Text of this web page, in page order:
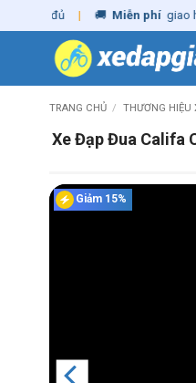
to
🚚 Miễn phí giao hàng -
TRANG CHỦ / THƯƠNG HIỆU
Xe Đạp Đua Califa
Giảm 15%